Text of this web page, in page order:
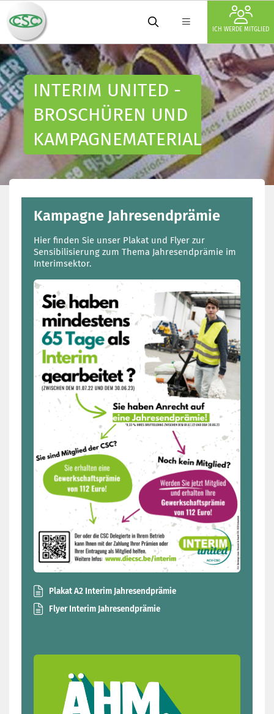
ICH WERDE MITGLIED
INTERIM UNITED -
BROSCHÜREN UND
KAMPAGNEMATERIAL
Kampagne Jahresendprämie
Hier finden Sie unser Plakat und Flyer zur
Sensibilisierung zum Thema Jahresendprämie im
Interimsektor.
Plakat A2 Interim Jahresendprämie
Flyer Interim Jahresendprämie